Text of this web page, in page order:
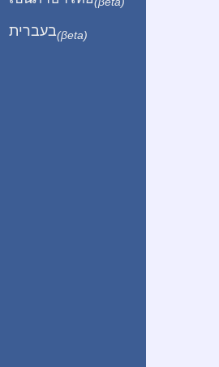
בעברית(βeta)